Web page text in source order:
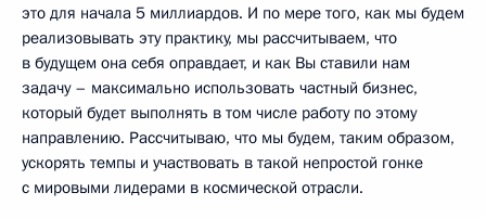
это для начала 5 миллиардов. И по мере того, как мы будем
реализовывать эту практику, мы рассчитываем, что
в будущем она себя оправдает, и как Вы ставили нам
задачу – максимально использовать частный бизнес,
который будет выполнять в том числе работу по этому
направлению. Рассчитываю, что мы будем, таким образом,
ускорять темпы и участвовать в такой непростой гонке
с мировыми лидерами в космической отрасли.